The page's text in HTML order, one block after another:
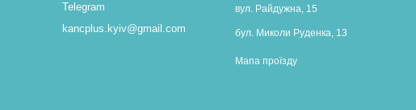
Telegram
kancplus.kyiv@gmail.com
вул. Райдужна, 15
бул. Миколи Руденка, 13
Мапа проїзду